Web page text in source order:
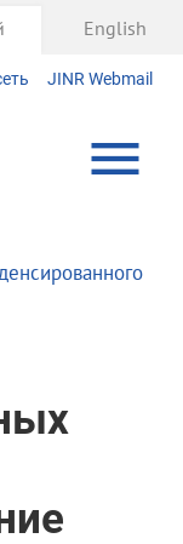
JINR Webmail
English